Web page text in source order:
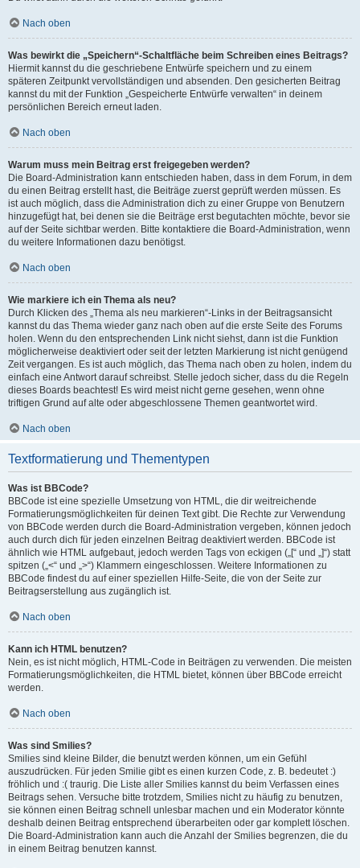
Nach oben
Was bewirkt die „Speichern“-Schaltfläche beim Schreiben eines Beitrags?
Hiermit kannst du die geschriebene Entwürfe speichern und zu einem
späteren Zeitpunkt vervollständigen und absenden. Den gesicherten Beitrag
kannst du mit der Funktion „Gespeicherte Entwürfe verwalten“ in deinem
persönlichen Bereich erneut laden.
Nach oben
Warum muss mein Beitrag erst freigegeben werden?
Die Board-Administration kann entschieden haben, dass in dem Forum, in dem
du einen Beitrag erstellt hast, die Beiträge zuerst geprüft werden müssen. Es
ist auch möglich, dass die Administration dich zu einer Gruppe von Benutzern
hinzugefügt hat, bei denen sie die Beiträge erst begutachten möchte, bevor sie
auf der Seite sichtbar werden. Bitte kontaktiere die Board-Administration, wenn
du weitere Informationen dazu benötigst.
Nach oben
Wie markiere ich ein Thema als neu?
Durch Klicken des „Thema als neu markieren“-Links in der Beitragsansicht
kannst du das Thema wieder ganz nach oben auf die erste Seite des Forums
holen. Wenn du den entsprechenden Link nicht siehst, dann ist die Funktion
möglicherweise deaktiviert oder seit der letzten Markierung ist nicht genügend
Zeit vergangen. Es ist auch möglich, das Thema nach oben zu holen, indem du
einfach eine Antwort darauf schreibst. Stelle jedoch sicher, dass du die Regeln
dieses Boards beachtest! Es wird meist nicht gerne gesehen, wenn ohne
triftigen Grund auf alte oder abgeschlossene Themen geantwortet wird.
Nach oben
Textformatierung und Thementypen
Was ist BBCode?
BBCode ist eine spezielle Umsetzung von HTML, die dir weitreichende
Formatierungsmöglichkeiten für deinen Text gibt. Die Rechte zur Verwendung
von BBCode werden durch die Board-Administration vergeben, können jedoch
auch durch dich für jeden einzelnen Beitrag deaktiviert werden. BBCode ist
ähnlich wie HTML aufgebaut, jedoch werden Tags von eckigen („[“ und „]“) statt
spitzen („<“ und „>“) Klammern eingeschlossen. Weitere Informationen zu
BBCode findest du auf einer speziellen Hilfe-Seite, die von der Seite zur
Beitragserstellung aus zugänglich ist.
Nach oben
Kann ich HTML benutzen?
Nein, es ist nicht möglich, HTML-Code in Beiträgen zu verwenden. Die meisten
Formatierungsmöglichkeiten, die HTML bietet, können über BBCode erreicht
werden.
Nach oben
Was sind Smilies?
Smilies sind kleine Bilder, die benutzt werden können, um ein Gefühl
auszudrücken. Für jeden Smilie gibt es einen kurzen Code, z. B. bedeutet :)
fröhlich und :( traurig. Die Liste aller Smilies kannst du beim Verfassen eines
Beitrags sehen. Versuche bitte trotzdem, Smilies nicht zu häufig zu benutzen,
sie können einen Beitrag schnell unlesbar machen und ein Moderator könnte
deshalb deinen Beitrag entsprechend überarbeiten oder gar komplett löschen.
Die Board-Administration kann auch die Anzahl der Smilies begrenzen, die du
in einem Beitrag benutzen kannst.